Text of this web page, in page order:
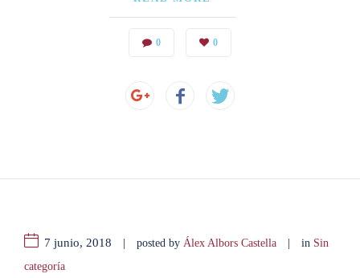
0 0
7 junio, 2018 | posted by Álex Albors Castella | in Sin
categoría